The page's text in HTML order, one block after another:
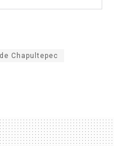
Chapultepec